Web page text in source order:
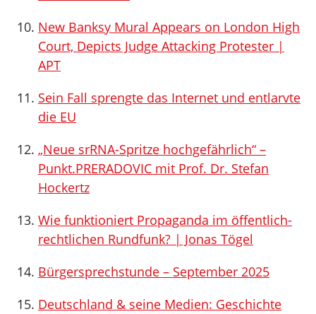
New Banksy Mural Appears on London High
Court, Depicts Judge Attacking Protester |
APT
Sein Fall sprengte das Internet und entlarvte
die EU
„Neue srRNA-Spritze hochgefährlich“ –
Punkt.PRERADOVIC mit Prof. Dr. Stefan
Hockertz
Wie funktioniert Propaganda im öffentlich-
rechtlichen Rundfunk? | Jonas Tögel
Bürgersprechstunde – September 2025
Deutschland & seine Medien: Geschichte